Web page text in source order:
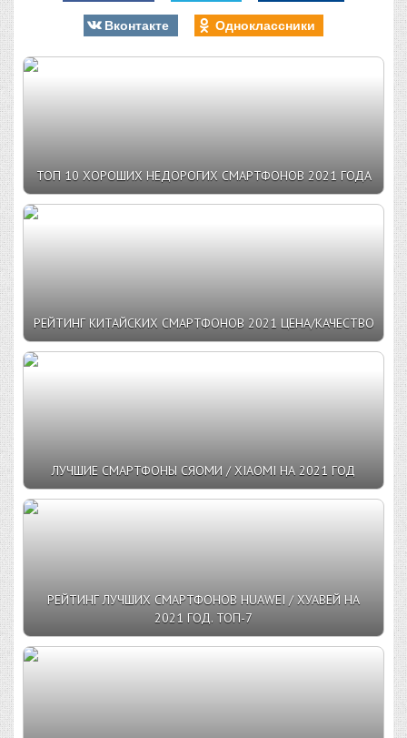
Вконтакте
Одноклассники
ТОП 10 ХОРОШИХ НЕДОРОГИХ СМАРТФОНОВ 2021 ГОДА
РЕЙТИНГ КИТАЙСКИХ СМАРТФОНОВ 2021 ЦЕНА/КАЧЕСТВО
ЛУЧШИЕ СМАРТФОНЫ СЯОМИ / XIAOMI НА 2021 ГОД
РЕЙТИНГ ЛУЧШИХ СМАРТФОНОВ HUAWEI / ХУАВЕЙ НА
2021 ГОД. ТОП-7